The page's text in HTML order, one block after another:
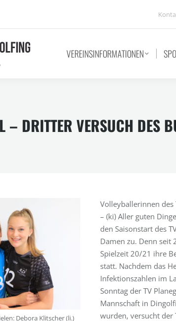
VEREINSINFORMATIONEN
– DRITTER VERSUCH DES
Debora Klitscher (li.)
Volleyballerinnen
– (ki) Aller guten
den Saisonstart des
Damen zu. Denn seit
Spielzeit 20/21 ihre
statt. Nachdem das
Infektionszahlen im
Sonntag der TV
Mannschaft in
wurden, versucht der